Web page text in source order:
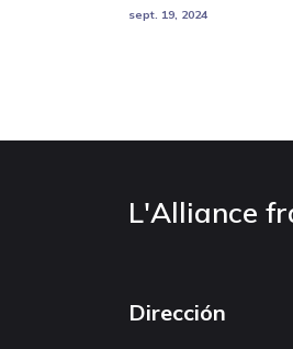
sept. 19, 2024
L'Alliance
Dirección